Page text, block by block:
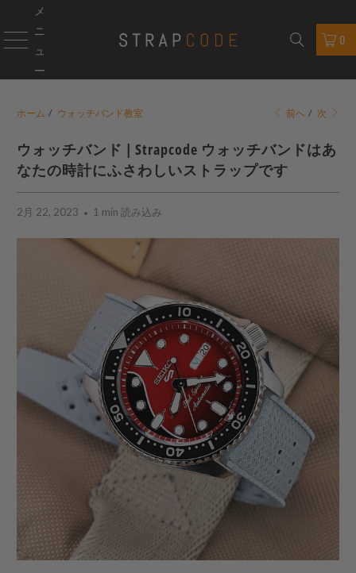
メ
ニ
ュ
ー
0
ホーム / ウォッチバンド教室 前へ / 次
ウォッチバンド |Strapcode ウォッチバンドはあ
なたの時計にふさわしいストラップです
2月 22, 2023 1 min 読み込み